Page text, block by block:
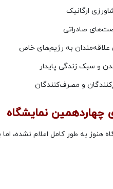
ارگانیک
صادراتی
به رژیم‌های خاص
و سبک زندگی پایدار
و مصرف‌کنندگان
چهاردهمین نمایشگاه
به طور کامل اعلام نشده، اما